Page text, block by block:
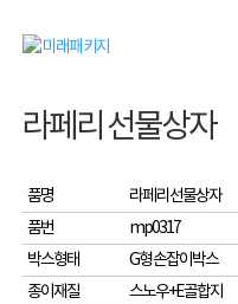
라페리 선물상자
품명
라페리 선물상자
품번
mp0317
박스형태
G형 손잡이박스
종이재질
스노우+E골합지